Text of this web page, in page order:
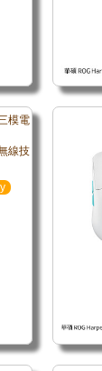
模電
線技